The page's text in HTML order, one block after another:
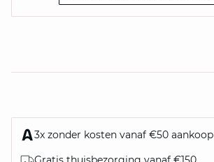
3x zonder kosten vanaf €50 aankoop